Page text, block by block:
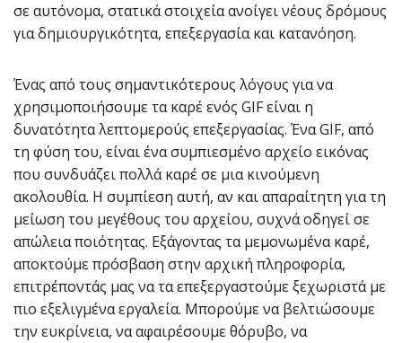
σε αυτόνομα, στατικά στοιχεία ανοίγει νέους δρόμους
για δημιουργικότητα, επεξεργασία και κατανόηση.
Ένας από τους σημαντικότερους λόγους για να
χρησιμοποιήσουμε τα καρέ ενός GIF είναι η
δυνατότητα λεπτομερούς επεξεργασίας. Ένα GIF, από
τη φύση του, είναι ένα συμπιεσμένο αρχείο εικόνας
που συνδυάζει πολλά καρέ σε μια κινούμενη
ακολουθία. Η συμπίεση αυτή, αν και απαραίτητη για τη
μείωση του μεγέθους του αρχείου, συχνά οδηγεί σε
απώλεια ποιότητας. Εξάγοντας τα μεμονωμένα καρέ,
αποκτούμε πρόσβαση στην αρχική πληροφορία,
επιτρέποντάς μας να τα επεξεργαστούμε ξεχωριστά με
πιο εξελιγμένα εργαλεία. Μπορούμε να βελτιώσουμε
την ευκρίνεια, να αφαιρέσουμε θόρυβο, να